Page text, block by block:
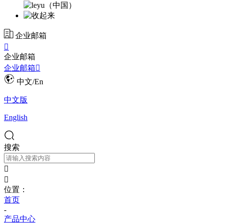
企业邮箱

企业邮箱
企业邮箱
中文/En
中文版
English
搜索


位置：
首页
-
产品中心